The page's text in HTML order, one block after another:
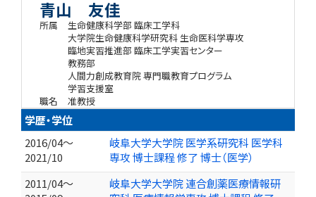
青山 友佳
所属
生命健康科学部 臨床工学科
大学院生命健康科学研究科 生命医科学専攻
臨地実習推進部 臨床工学実習センター
教務部
人間力創成教育院 専門職教育プログラム
学習支援室
職名
准教授
学歴・学位
2016/04～
2021/10
岐阜大学大学院 医学系研究科 医学科
専攻 博士課程 修了 博士（医学）
2011/04～
岐阜大学大学院 連合創薬医療情報研